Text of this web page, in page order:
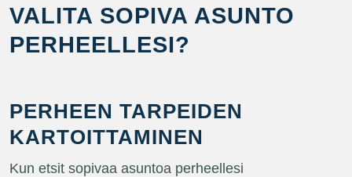
VALITA SOPIVA ASUNTO
PERHEELLESI?
PERHEEN TARPEIDEN
KARTOITTAMINEN
Kun etsit sopivaa asuntoa perheellesi